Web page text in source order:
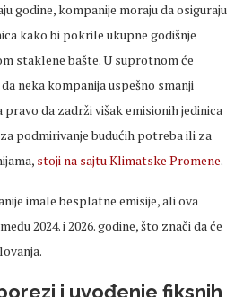
godine, kompanije moraju da osiguraju
kako bi pokrile ukupne godišnje
staklene bašte. U suprotnom će
neka kompanija uspešno smanji
pravo da zadrži višak emisionih jedinica
podmirivanje budućih potreba ili za
stoji na sajtu Klimatske Promene.
imale besplatne emisije, ali ova
2024. i 2026. godine, što znači da će
i uvođenje fiksnih